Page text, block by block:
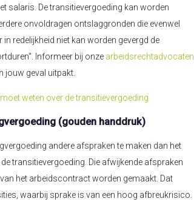
salaris. De transitievergoeding kan worden
onvoldragen ontslaggronden die evenwel
redelijkheid niet kan worden gevergd de
Informeer bij onze arbeidsrechtadvocaten
jouw geval uitpakt.
weten over de transitievergoeding
(gouden handdruk)
andere afspraken te maken dan het
transitievergoeding. Die afwijkende afspraken
het arbeidscontract worden gemaakt. Dat
waarbij sprake is van een hoog afbreukrisico.